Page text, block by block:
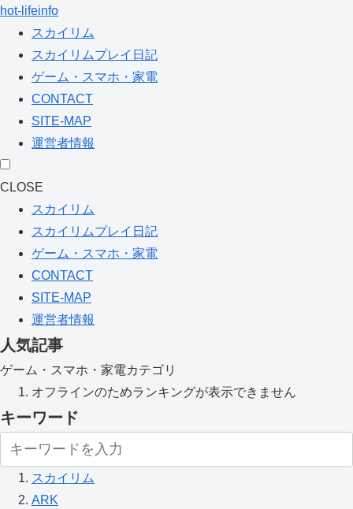
hot-lifeinfo
スカイリム
スカイリムプレイ日記
ゲーム・スマホ・家電
CONTACT
SITE-MAP
運営者情報
CLOSE
スカイリム
スカイリムプレイ日記
ゲーム・スマホ・家電
CONTACT
SITE-MAP
運営者情報
人気記事
ゲーム・スマホ・家電カテゴリ
オフラインのためランキングが表示できません
キーワード
スカイリム
ARK